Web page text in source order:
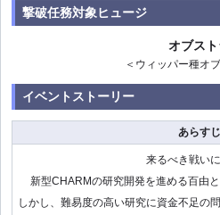
撃破任務対象ヒュージ
オブスト
＜ウィッパー種オ
イベントストーリー
あらすじ
来るべき戦いに
新型CHARMの研究開発を進める百由
しかし、難易度の高い研究に資金不足の